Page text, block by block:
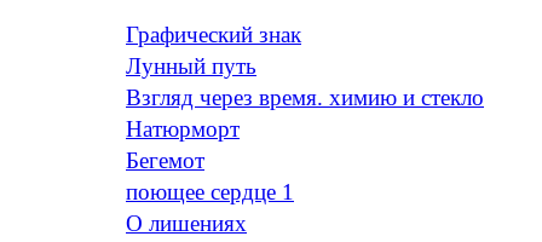
Графический знак
Лунный путь
Взгляд через время. химию и стекло
Натюрморт
Бегемот
поющее сердце 1
O лишениях